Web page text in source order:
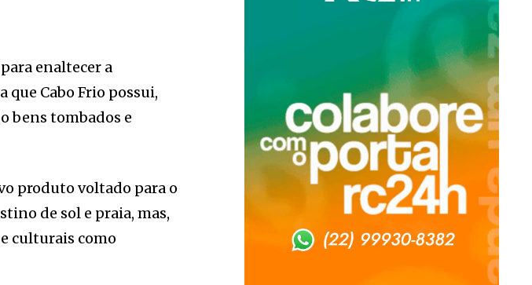
enaltecer a
Cabo Frio possui,
bens tombados e
produto voltado para o
de sol e praia, mas,
culturais como